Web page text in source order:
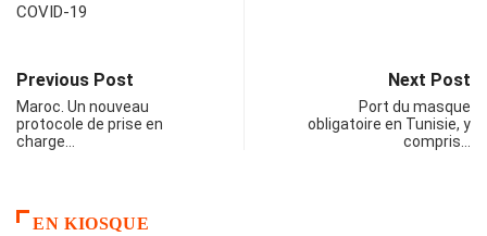
Previous Post
Maroc. Un nouveau
protocole de prise en
charge…
Next Post
Port du masque
obligatoire en Tunisie, y
compris…
EN KIOSQUE